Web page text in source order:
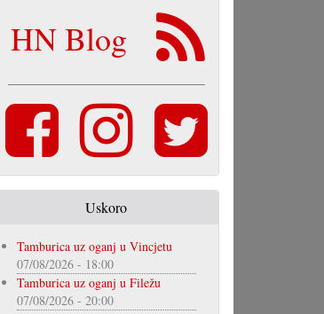
HN Blog
Uskoro
Tamburica uz oganj u Vincjetu
07/08/2026 - 18:00
Tamburica uz oganj u Filežu
07/08/2026 - 20:00